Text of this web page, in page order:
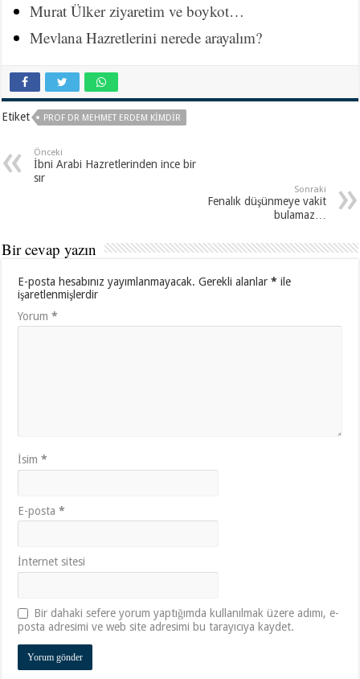
Murat Ülker ziyaretim ve boykot…
Mevlana Hazretlerini nerede arayalım?
Etiket PROF DR MEHMET ERDEM KIMDIR
Önceki
İbni Arabi Hazretlerinden ince bir
sır
Sonraki
Fenalık düşünmeye vakit
bulamaz…
Bir cevap yazın
E-posta hesabınız yayımlanmayacak. Gerekli alanlar* ile
işaretlenmişlerdir
Yorum*
İsim*
E-posta*
İnternet sitesi
Bir dahaki sefere yorum yaptığımda kullanılmak üzere adımı, e-
posta adresimi ve web site adresimi bu tarayıcıya kaydet.